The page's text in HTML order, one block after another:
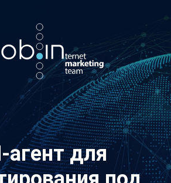
для
также? Пишите в телеграм:
vino_costa